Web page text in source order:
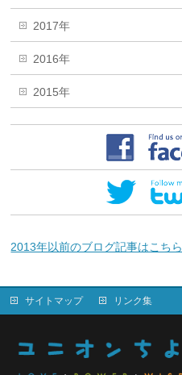
2017年
2016年
2015年
2013年以前のブログ記事はこちら
サイトマップ リンク集